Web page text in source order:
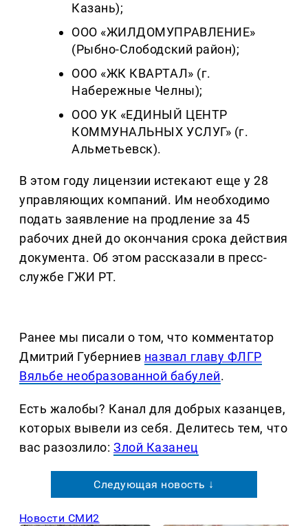
Казань);
ООО «ЖИЛДОМУПРАВЛЕНИЕ»
(Рыбно-Слободский район);
ООО «ЖК КВАРТАЛ» (г.
Набережные Челны);
ООО УК «ЕДИНЫЙ ЦЕНТР
КОММУНАЛЬНЫХ УСЛУГ» (г.
Альметьевск).
В этом году лицензии истекают еще у 28
управляющих компаний. Им необходимо
подать заявление на продление за 45
рабочих дней до окончания срока действия
документа. Об этом рассказали в пресс-
службе ГЖИ РТ.
Ранее мы писали о том, что комментатор
Дмитрий Губерниев назвал главу ФЛГР
Вяльбе необразованной бабулей.
Есть жалобы? Канал для добрых казанцев,
которых вывели из себя. Делитеcь тем, что
вас разозлило:Злой Казанец
Следующая новость ↓
Новости СМИ2